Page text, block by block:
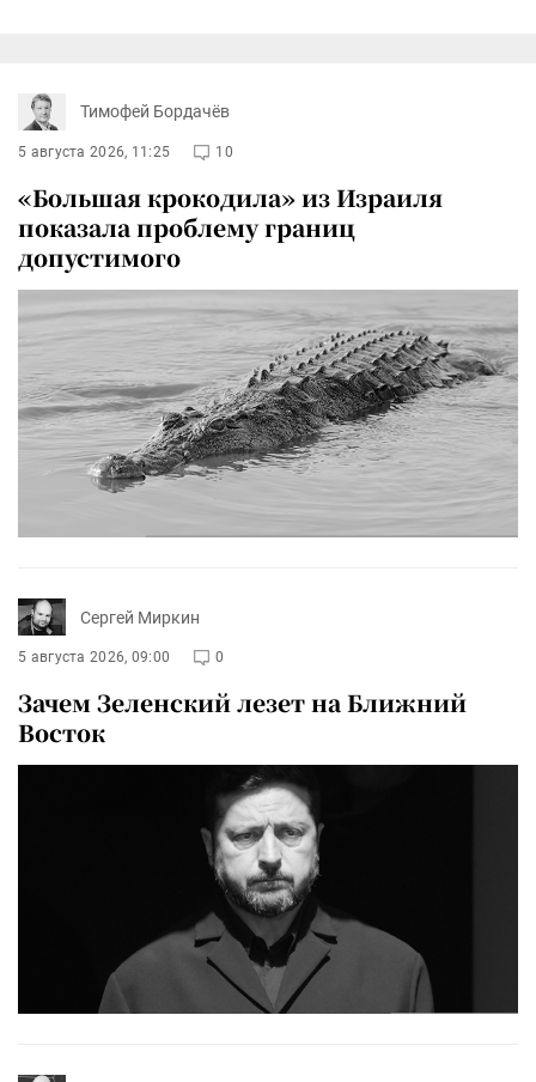
Тимофей Бордачёв
5 августа 2026, 11:25 10
«Большая крокодила» из Израиля
показала проблему границ
допустимого
Сергей Миркин
5 августа 2026, 09:00 0
Зачем Зеленский лезет на Ближний
Восток